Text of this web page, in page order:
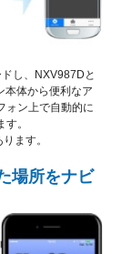
し、NXV987Dと
本体から便利なア
ォン上で自動的に
。
ます。
場所をナビ